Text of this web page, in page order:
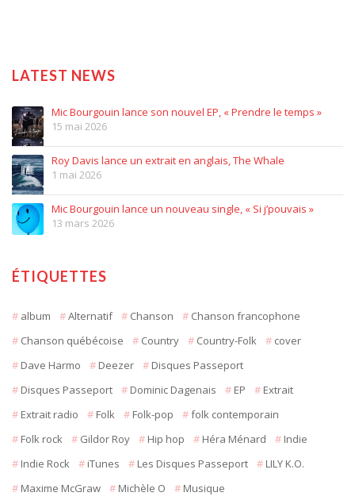
LATEST NEWS
Mic Bourgouin lance son nouvel EP, « Prendre le temps »
15 mai 2026
Roy Davis lance un extrait en anglais, The Whale
1 mai 2026
Mic Bourgouin lance un nouveau single, « Si j’pouvais »
13 mars 2026
ÉTIQUETTES
album Alternatif Chanson
Chanson francophone
Chanson québécoise
Country Country-Folk
cover
Dave Harmo
Deezer
Disques Passeport
Disques Passeport
Dominic Dagenais EP
Extrait
Extrait radio
Folk Folk-pop
folk contemporain
Folk rock
Gildor Roy Hip hop Héra Ménard
Indie
Indie Rock
iTunes Les Disques Passeport
LILY K.O.
Maxime McGraw
Michèle O
Musique